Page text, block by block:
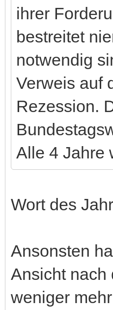
ihrer
bestreitet
notwendig
Verweis auf
Rezession.
Alle 4 Jahre
Wort des
Ansonsten
Ansicht nach
weniger